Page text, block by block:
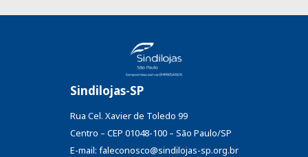
Sindilojas-SP
Rua Cel. Xavier de Toledo 99
Centro – CEP 01048-100 – São Paulo/SP
E-mail: faleconosco@sindilojas-sp.org.br